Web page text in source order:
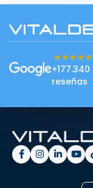
★★★★★
★★★★★
+177.340
reseñas